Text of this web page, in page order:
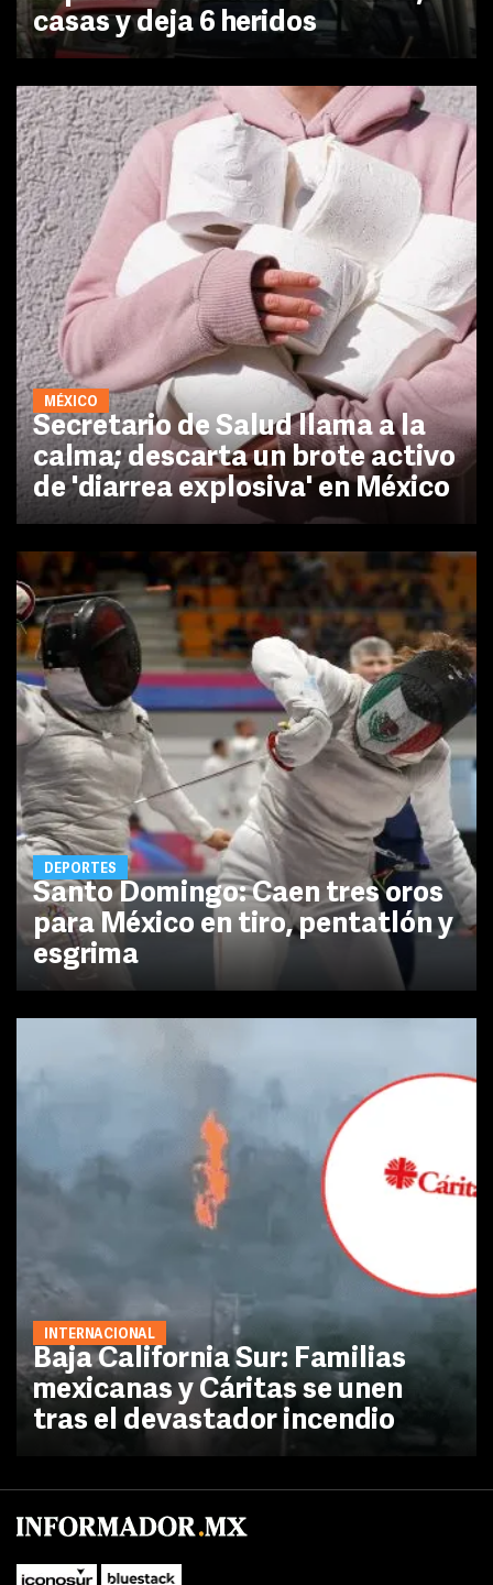
casas y deja 6 heridos
MÉXICO
Secretario de Salud llama a la
calma; descarta un brote activo
de 'diarrea explosiva' en México
DEPORTES
Santo Domingo: Caen tres oros
para México en tiro, pentatlón y
esgrima
INTERNACIONAL
Baja California Sur: Familias
mexicanas y Cáritas se unen
tras el devastador incendio